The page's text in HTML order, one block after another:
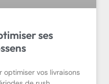
ses
optimiser vos livraisons